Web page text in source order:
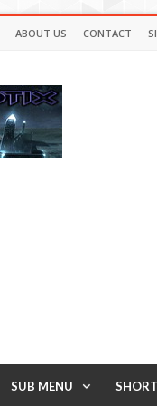
ABOUT US CONTACT
SUB MENU